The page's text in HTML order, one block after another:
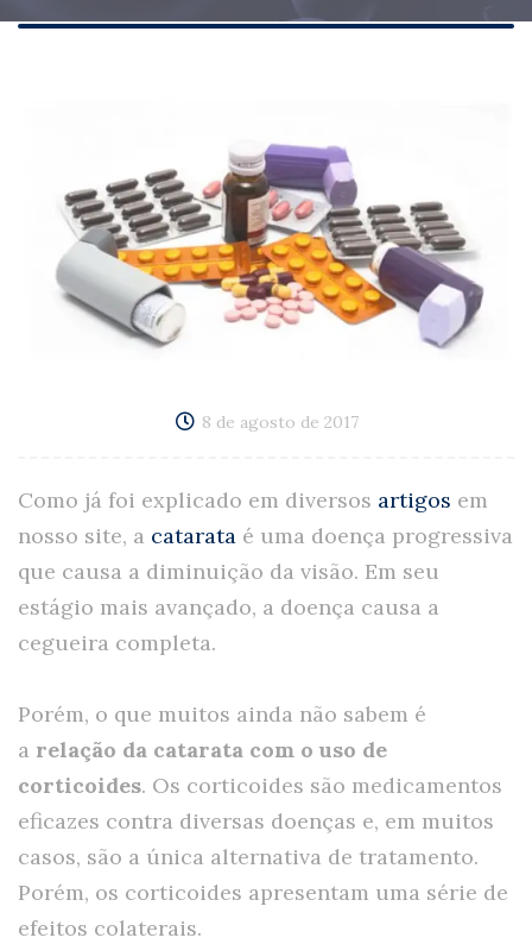
8 de agosto de 2017
Como já foi explicado em diversos artigos em
nosso site, a catarata é uma doença progressiva
que causa a diminuição da visão. Em seu
estágio mais avançado, a doença causa a
cegueira completa.
Porém, o que muitos ainda não sabem é
a relação da catarata com o uso de
corticoides. Os corticoides são medicamentos
eficazes contra diversas doenças e, em muitos
casos, são a única alternativa de tratamento.
Porém, os corticoides apresentam uma série de
efeitos colaterais.